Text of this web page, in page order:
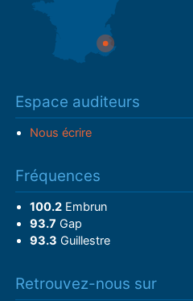
Espace auditeurs
Nous écrire
Fréquences
100.2Embrun
93.7 Gap
93.3 Guillestre
Retrouvez-nous sur